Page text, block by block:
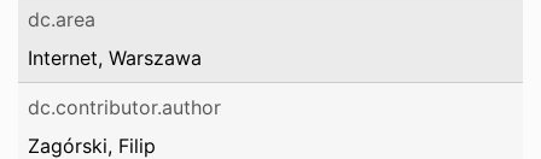
dc.area
Internet, Warszawa
dc.contributor.author
Zagórski, Filip